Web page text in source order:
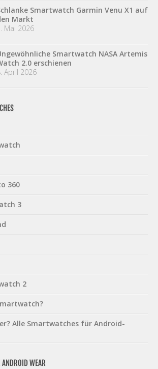
Smartwatch Garmin Venu X1 auf
Markt
Mai 2026
Smartwatch NASA Artemis
2.0 erschienen
April 2026
360
3
2
Alle Smartwatches für Android-
ANDROID WEAR